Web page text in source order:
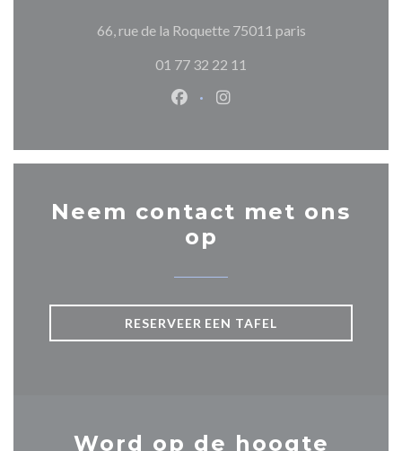
66, rue de la Roquette 75011 paris((opent in een
01 77 32 22 11
Facebook ((opent in een nieuw
Instagram ((opent in een
Neem contact met ons
op
RESERVEER EEN TAFEL
Word op de hoogte